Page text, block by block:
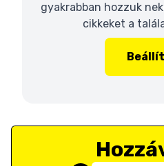
gyakrabban hozzuk
cikkeket a